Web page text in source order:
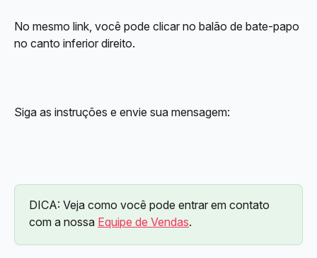
No mesmo link, você pode clicar no balão de bate-papo
no canto inferior direito.
Siga as instruções e envie sua mensagem:
DICA: Veja como você pode entrar em contato
com a nossa Equipe de Vendas.